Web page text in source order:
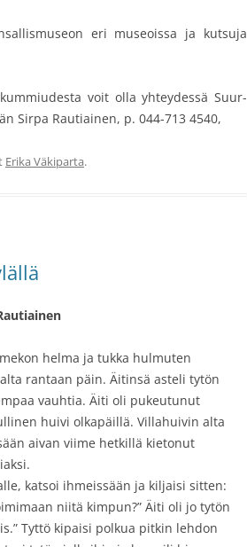
eri museoissa ja kutsuja
voit olla yhteydessä Suur-
Sirpa Rautiainen, p. 044-713 4540,
Erika Väkiparta.
helma ja tukka hulmuten
rantaan päin. Äitinsä asteli tytön
vauhtia. Äiti oli pukeutunut
huivi olkapäillä. Villahuivin alta
aivan viime hetkillä kietonut
katsoi ihmeissään ja kiljaisi sitten:
niitä kimpun?” Äiti oli jo tytön
Tyttö kipaisi polkua pitkin lehdon